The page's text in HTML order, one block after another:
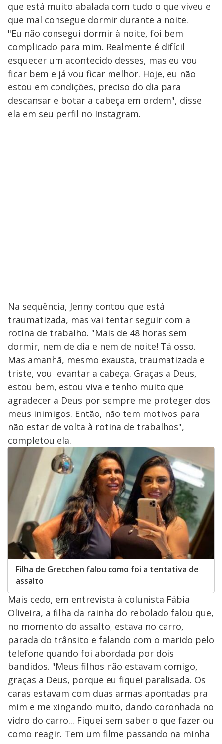
que está muito abalada com tudo o que viveu e
que mal consegue dormir durante a noite.
"Eu não consegui dormir à noite, foi bem
complicado para mim. Realmente é difícil
esquecer um acontecido desses, mas eu vou
ficar bem e já vou ficar melhor. Hoje, eu não
estou em condições, preciso do dia para
descansar e botar a cabeça em ordem", disse
ela em seu perfil no Instagram.
Na sequência, Jenny contou que está
traumatizada, mas vai tentar seguir com a
rotina de trabalho. "Mais de 48 horas sem
dormir, nem de dia e nem de noite! Tá osso.
Mas amanhã, mesmo exausta, traumatizada e
triste, vou levantar a cabeça. Graças a Deus,
estou bem, estou viva e tenho muito que
agradecer a Deus por sempre me proteger dos
meus inimigos. Então, não tem motivos para
não estar de volta à rotina de trabalhos",
completou ela.
Filha de Gretchen falou como foi a tentativa de
assalto
Mais cedo, em entrevista à colunista Fábia
Oliveira, a filha da rainha do rebolado falou que,
no momento do assalto, estava no carro,
parada do trânsito e falando com o marido pelo
telefone quando foi abordada por dois
bandidos. "Meus filhos não estavam comigo,
graças a Deus, porque eu fiquei paralisada. Os
caras estavam com duas armas apontadas pra
mim e me xingando muito, dando coronhada no
vidro do carro... Fiquei sem saber o que fazer ou
como reagir. Tem um filme passando na minha